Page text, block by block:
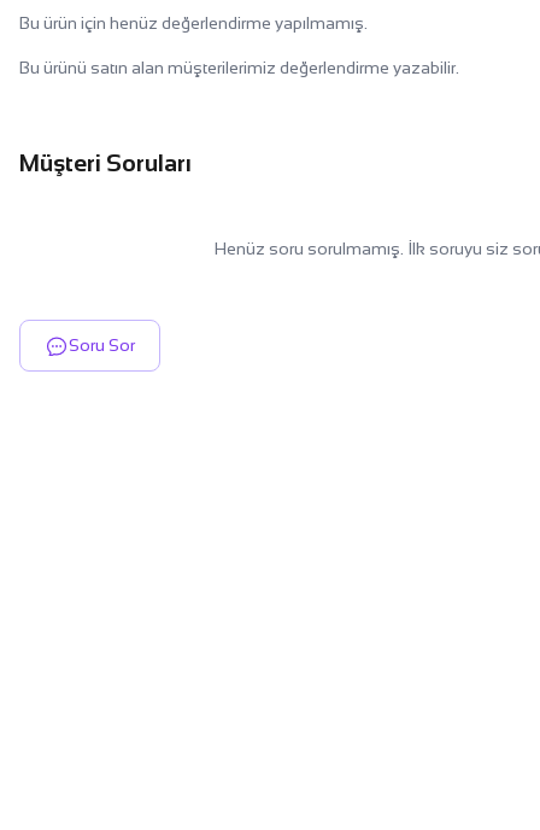
Bu ürün için henüz değerlendirme yapılmamış.
Bu ürünü satın alan müşterilerimiz değerlendirme yazabilir.
Müşteri Soruları
Henüz soru sorulmamış. İlk soruyu siz
Soru Sor